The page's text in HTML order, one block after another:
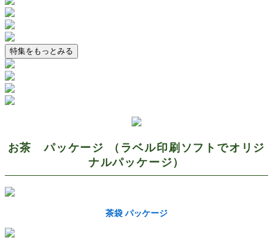
特集をもっとみる
お茶 パッケージ （ラベル印刷ソフトでオリジ
ナルパッケージ）
茶袋 パッケージ